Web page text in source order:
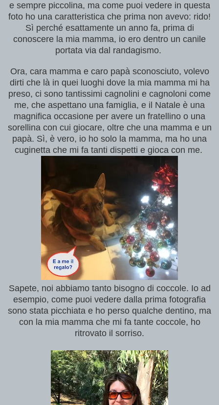
e sempre piccolina, ma come puoi vedere in questa
foto ho una caratteristica che prima non avevo: rido!
Sì perché esattamente un anno fa, prima di
conoscere la mia mamma, io ero dentro un canile
portata via dal randagismo.
Ora, cara mamma e caro papà sconosciuto, volevo
dirti che là in quei luoghi dove la mia mamma mi ha
preso, ci sono tantissimi cagnolini e cagnoloni come
me, che aspettano una famiglia, e il Natale è una
magnifica occasione per avere un fratellino o una
sorellina con cui giocare, oltre che una mamma e un
papà. Sì, è vero, io ho solo la mamma, ma ho una
cuginetta che mi fa tanti dispetti e gioca con me.
Sapete, noi abbiamo tanto bisogno di coccole. Io ad
esempio, come puoi vedere dalla prima fotografia
sono stata picchiata e ho perso qualche dentino, ma
con la mia mamma che mi fa tante coccole, ho
ritrovato il sorriso.